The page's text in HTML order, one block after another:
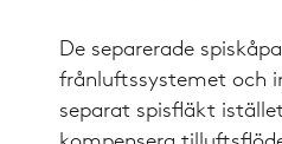
De separerade
frånluftssystemet och
separat spisfläkt